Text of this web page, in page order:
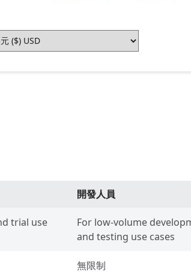
開發人員
trial use
For low-volume
and testing use cases
無限制